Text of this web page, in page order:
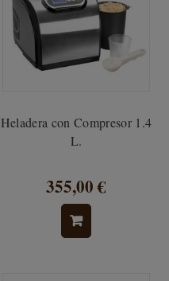
Heladera con Compresor 1.4
L.
355,00 €